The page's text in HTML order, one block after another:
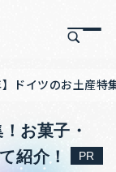
】ドイツのお土産
お菓子・
紹介！
PR